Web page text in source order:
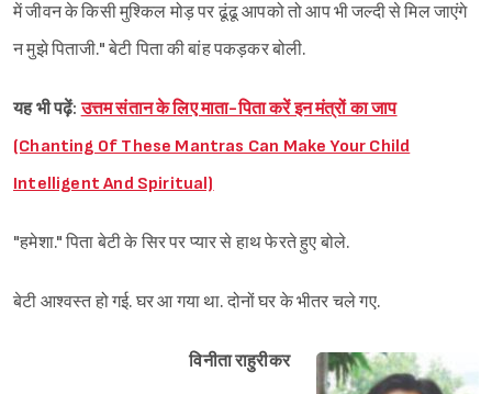
में जीवन के किसी मुश्किल मोड़ पर ढूंढू आपको तो आप भी जल्दी से मिल जाएंगे
न मुझे पिताजी." बेटी पिता की बांह पकड़कर बोली.
यह भी पढ़ें:उत्तम संतान के लिए माता-पिता करें इन मंत्रों का जाप
(Chanting Of These Mantras Can Make Your Child
Intelligent And Spiritual)
"हमेशा." पिता बेटी के सिर पर प्यार से हाथ फेरते हुए बोले.
बेटी आश्वस्त हो गई. घर आ गया था. दोनों घर के भीतर चले गए.
विनीता राहुरीकर